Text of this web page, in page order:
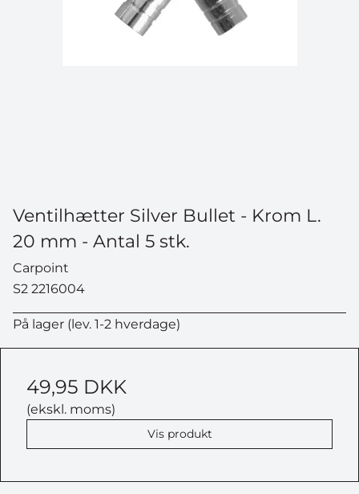
Ventilhætter Silver Bullet - Krom L.
20 mm - Antal 5 stk.
Carpoint
S2 2216004
På lager (lev. 1-2 hverdage)
49,95 DKK
(ekskl. moms)
Vis produkt